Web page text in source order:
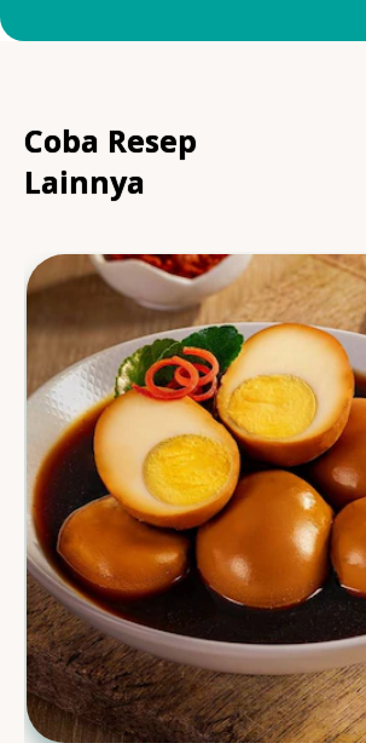
Coba Resep
Lainnya